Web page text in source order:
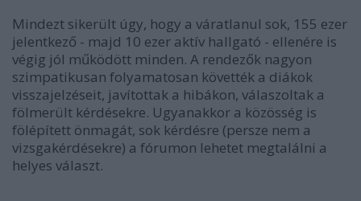
Mindezt sikerült úgy, hogy a váratlanul sok, 155 ezer
jelentkező - majd 10 ezer aktív hallgató - ellenére is
végig jól működött minden. A rendezők nagyon
szimpatikusan folyamatosan követték a diákok
visszajelzéseit, javítottak a hibákon, válaszoltak a
fölmerült kérdésekre. Ugyanakkor a közösség is
fölépített önmagát, sok kérdésre (persze nem a
vizsgakérdésekre) a fórumon lehetet megtalálni a
helyes választ.